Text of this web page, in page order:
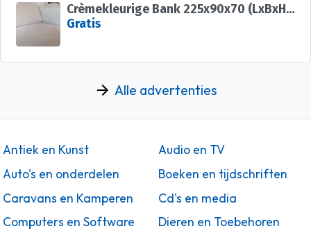
Crèmekleurige Bank 225x90x70 (LxBxH) en Hokker 90x60x40
Gratis
Alle advertenties
Antiek en Kunst
Audio en TV
Auto's en onderdelen
Boeken en tijdschriften
Caravans en Kamperen
Cd's en media
Computers en Software
Dieren en Toebehoren